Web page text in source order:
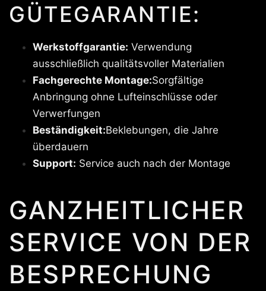
GÜTEGARANTIE:
Werkstoffgarantie: Verwendung
ausschließlich qualitätsvoller Materialien
Fachgerechte Montage:Sorgfältige
Anbringung ohne Lufteinschlüsse oder
Verwerfungen
Beständigkeit:Beklebungen, die Jahre
überdauern
Support: Service auch nach der Montage
GANZHEITLICHER
SERVICE VON DER
BESPRECHUNG